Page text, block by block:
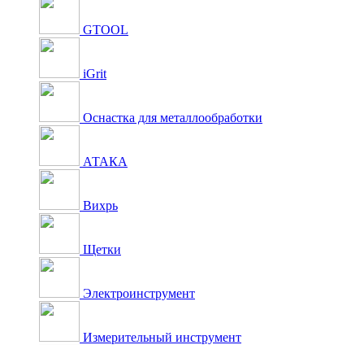
GTOOL
iGrit
Оснастка для металлообработки
АТАКА
Вихрь
Щетки
Электроинструмент
Измерительный инструмент